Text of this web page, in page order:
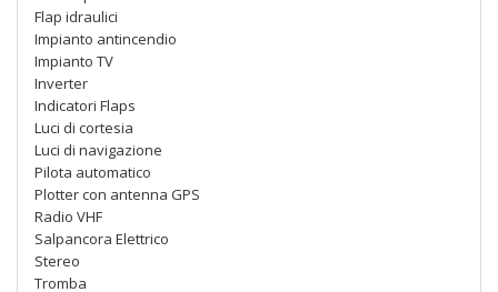
Flap idraulici
Impianto antincendio
Impianto TV
Inverter
Indicatori Flaps
Luci di cortesia
Luci di navigazione
Pilota automatico
Plotter con antenna GPS
Radio VHF
Salpancora Elettrico
Stereo
Tromba